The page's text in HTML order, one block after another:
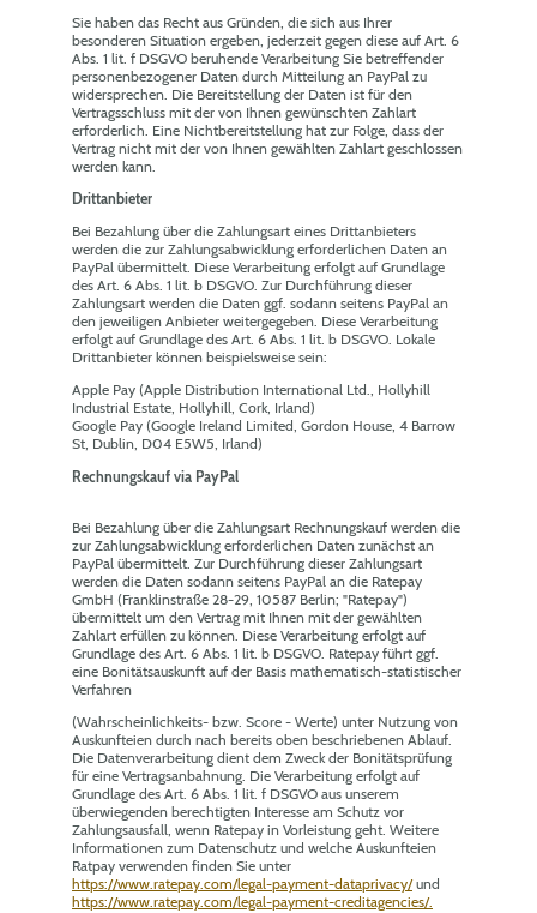
Sie haben das Recht aus Gründen, die sich aus Ihrer
besonderen Situation ergeben, jederzeit gegen diese auf Art. 6
Abs. 1 lit. f DSGVO beruhende Verarbeitung Sie betreffender
personenbezogener Daten durch Mitteilung an PayPal zu
widersprechen. Die Bereitstellung der Daten ist für den
Vertragsschluss mit der von Ihnen gewünschten Zahlart
erforderlich. Eine Nichtbereitstellung hat zur Folge, dass der
Vertrag nicht mit der von Ihnen gewählten Zahlart geschlossen
werden kann.
Drittanbieter
Bei Bezahlung über die Zahlungsart eines Drittanbieters
werden die zur Zahlungsabwicklung erforderlichen Daten an
PayPal übermittelt. Diese Verarbeitung erfolgt auf Grundlage
des Art. 6 Abs. 1 lit. b DSGVO. Zur Durchführung dieser
Zahlungsart werden die Daten ggf. sodann seitens PayPal an
den jeweiligen Anbieter weitergegeben. Diese Verarbeitung
erfolgt auf Grundlage des Art. 6 Abs. 1 lit. b DSGVO. Lokale
Drittanbieter können beispielsweise sein:
Apple Pay (Apple Distribution International Ltd., Hollyhill
Industrial Estate, Hollyhill, Cork, Irland)
Google Pay (Google Ireland Limited, Gordon House, 4 Barrow
St, Dublin, D04 E5W5, Irland)
Rechnungskauf via PayPal
Bei Bezahlung über die Zahlungsart Rechnungskauf werden die
zur Zahlungsabwicklung erforderlichen Daten zunächst an
PayPal übermittelt. Zur Durchführung dieser Zahlungsart
werden die Daten sodann seitens PayPal an die Ratepay
GmbH (Franklinstraße 28-29, 10587 Berlin; "Ratepay")
übermittelt um den Vertrag mit Ihnen mit der gewählten
Zahlart erfüllen zu können. Diese Verarbeitung erfolgt auf
Grundlage des Art. 6 Abs. 1 lit. b DSGVO. Ratepay führt ggf.
eine Bonitätsauskunft auf der Basis mathematisch-statistischer
Verfahren
(Wahrscheinlichkeits- bzw. Score - Werte) unter Nutzung von
Auskunfteien durch nach bereits oben beschriebenen Ablauf.
Die Datenverarbeitung dient dem Zweck der Bonitätsprüfung
für eine Vertragsanbahnung. Die Verarbeitung erfolgt auf
Grundlage des Art. 6 Abs. 1 lit. f DSGVO aus unserem
überwiegenden berechtigten Interesse am Schutz vor
Zahlungsausfall, wenn Ratepay in Vorleistung geht. Weitere
Informationen zum Datenschutz und welche Auskunfteien
Ratpay verwenden finden Sie unter
https://www.ratepay.com/legal-payment-dataprivacy/und
https://www.ratepay.com/legal-payment-creditagencies/.